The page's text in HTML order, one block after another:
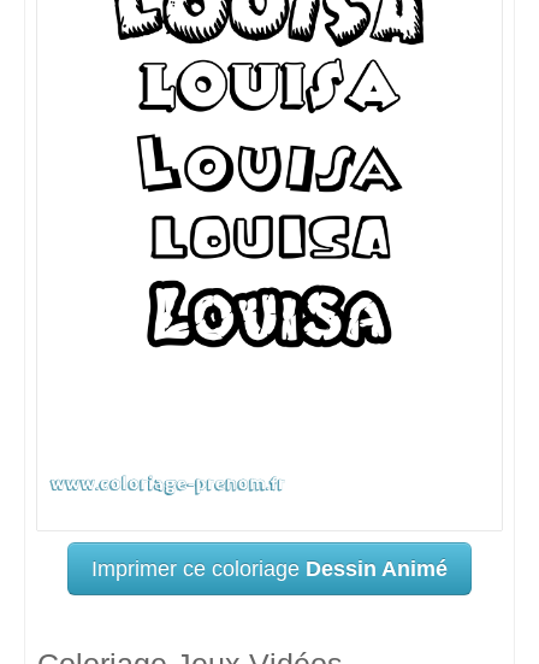
Imprimer ce coloriage Dessin Animé